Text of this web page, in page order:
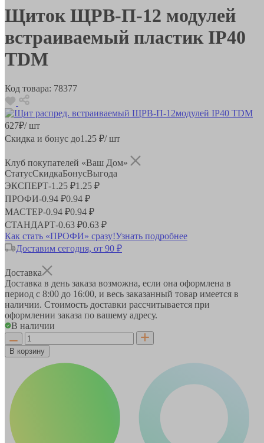
Щиток ЩРВ-П-12 модулей
встраиваемый пластик IP40
TDM
Код товара: 78377
627₽/ шт
Скидка и бонус до1.25 ₽/ шт
Клуб покупателей «Ваш Дом»
СтатусСкидкаБонусВыгода
ЭКСПЕРТ-1.25 ₽1.25 ₽
ПРОФИ-0.94 ₽0.94 ₽
МАСТЕР-0.94 ₽0.94 ₽
СТАНДАРТ-0.63 ₽0.63 ₽
Как стать «ПРОФИ» сразу!Узнать подробнее
Доставим сегодня, от 90 ₽
Доставка
Доставка в день заказа возможна, если она оформлена в
период с 8:00 до 16:00, и весь заказанный товар имеется в
наличии. Стоимость доставки рассчитывается при
оформлении заказа по вашему адресу.
В наличии
В корзину